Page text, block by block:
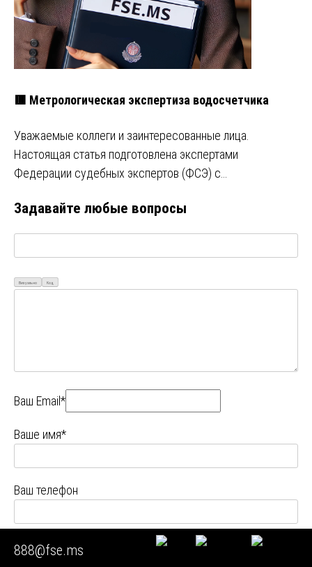
🟥 Метрологическая экспертиза водосчетчика
Уважаемые коллеги и заинтересованные лица.
Настоящая статья подготовлена экспертами
Федерации судебных экспертов (ФСЭ) с…
Задавайте любые вопросы
Визуально Код
Ваш Email*
Ваше имя*
Ваш телефон
Ваш город
888@fse.ms